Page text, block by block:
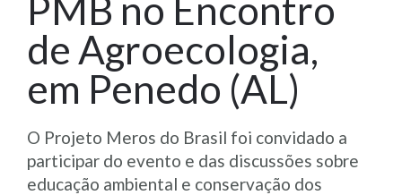
PMB no Encontro
de Agroecologia,
em Penedo (AL)
O Projeto Meros do Brasil foi convidado a
participar do evento e das discussões sobre
educação ambiental e conservação dos